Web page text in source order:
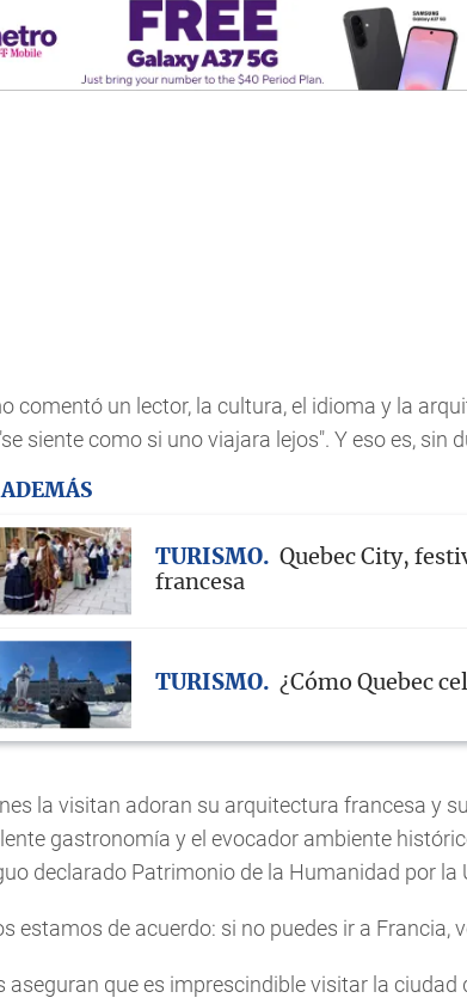
comentó un lector, la cultura, el idioma y la
siente como si uno viajara lejos". Y eso es, sin
TURISMO
Quebec City,
francesa
TURISMO ¿Cómo Quebec
la visitan adoran su arquitectura francesa y
gastronomía y el evocador ambiente
declarado Patrimonio de la Humanidad por la
estamos de acuerdo: si no puedes ir a Francia,
aseguran que es imprescindible visitar la ciudad